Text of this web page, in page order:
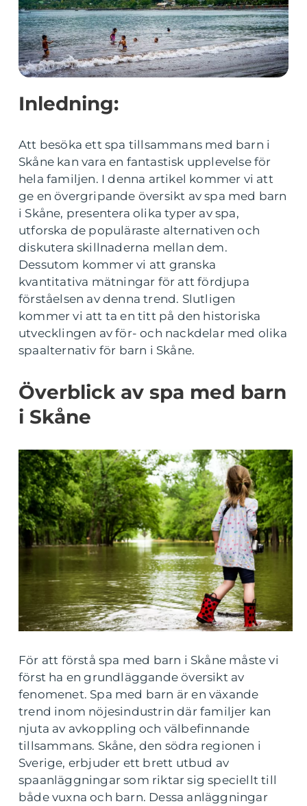
Inledning:
Att besöka ett spa tillsammans med barn i
Skåne kan vara en fantastisk upplevelse för
hela familjen. I denna artikel kommer vi att
ge en övergripande översikt av spa med barn
i Skåne, presentera olika typer av spa,
utforska de populäraste alternativen och
diskutera skillnaderna mellan dem.
Dessutom kommer vi att granska
kvantitativa mätningar för att fördjupa
förståelsen av denna trend. Slutligen
kommer vi att ta en titt på den historiska
utvecklingen av för- och nackdelar med olika
spaalternativ för barn i Skåne.
Överblick av spa med barn
i Skåne
För att förstå spa med barn i Skåne måste vi
först ha en grundläggande översikt av
fenomenet. Spa med barn är en växande
trend inom nöjesindustrin där familjer kan
njuta av avkoppling och välbefinnande
tillsammans. Skåne, den södra regionen i
Sverige, erbjuder ett brett utbud av
spaanläggningar som riktar sig speciellt till
både vuxna och barn. Dessa anläggningar